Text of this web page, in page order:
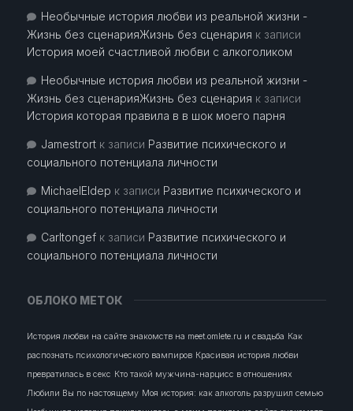
Необычные история любви из реальной жизни -
Жизнь без сценарияЖизнь без сценария к записи
История моей счастливой любви с алкоголиком
Необычные история любви из реальной жизни -
Жизнь без сценарияЖизнь без сценария к записи
История которая правила в в шок моего парня
Jamestrortк записи Развитие психического и
социального потенциала личности
MichaelEldep к записи Развитие психического и
социального потенциала личности
Carltongefк записи Развитие психического и
социального потенциала личности
ОБЛОКО МЕТОК
История любви на сайте знакомств на meet.omlete.ru и свадьба Как
распознать психологического вампиров Красивая история любви
превратилась в секс Кто такой мужчина-нарцисс в отношениях
Любили Вы по настоящему Моя история: как алкоголь разрушил семью